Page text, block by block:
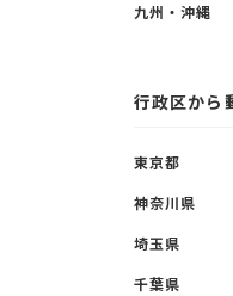
九州・沖縄
行政区から
東京都
神奈川県
埼玉県
千葉県